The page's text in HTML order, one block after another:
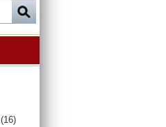
(16)